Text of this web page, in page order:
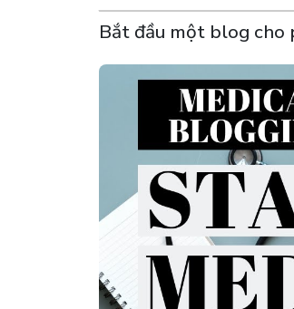
Bắt đầu một blog cho